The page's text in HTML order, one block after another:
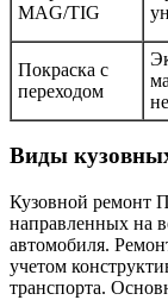
MAG/TIG
Покраска с
переходом
Виды
Кузовной ремонт
направленных на
автомобиля.
учетом
транспорта.